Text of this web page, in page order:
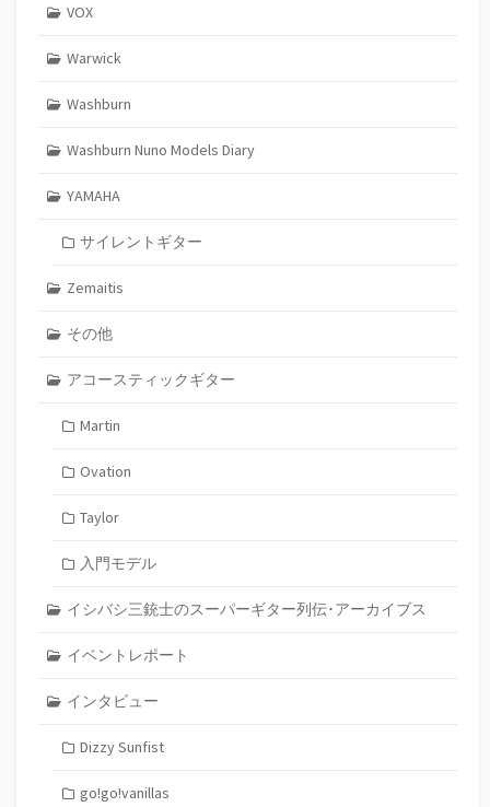
VOX
Warwick
Washburn
Washburn Nuno Models Diary
YAMAHA
サイレントギター
Zemaitis
その他
アコースティックギター
Martin
Ovation
Taylor
入門モデル
イシバシ三銃士のスーパーギター列伝･アーカイブス
イベントレポート
インタビュー
Dizzy Sunfist
go!go!vanillas